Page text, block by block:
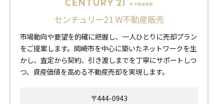
センチュリー21 W不動産販売
市場動向や要望を的確に把握し、一人ひとりに売却プラン
をご提案します。岡崎市を中心に築いたネットワークを生
かし、査定から契約、引き渡しまでを丁寧にサポートしつ
つ、資産価値を高める不動産売却を実現します。
〒444-0943